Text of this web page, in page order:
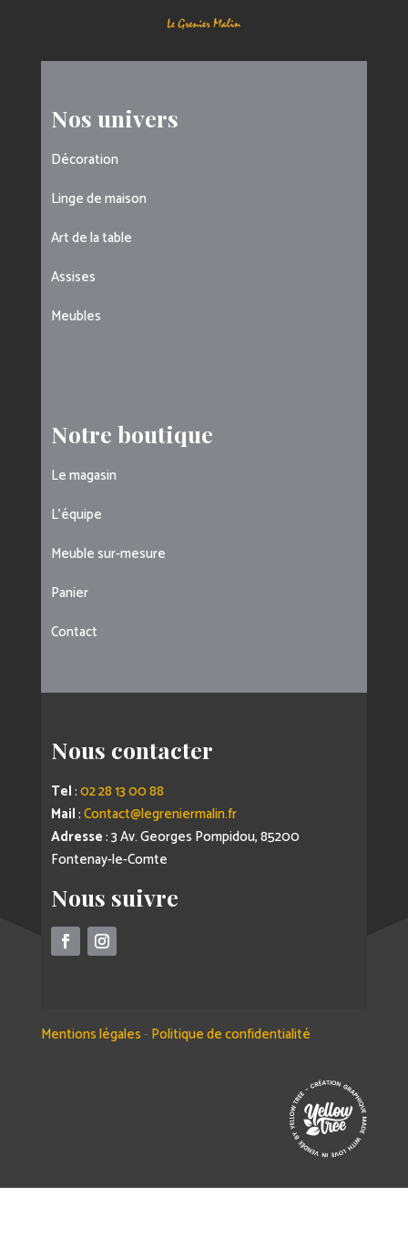
Nos univers
Décoration
Linge de maison
Art de la table
Assises
Meubles
Notre boutique
Le magasin
L’équipe
Meuble sur-mesure
Panier
Contact
Nous contacter
Tel:02 28 13 00 88
Mail:Contact@legreniermalin.fr
Adresse: 3 Av. Georges Pompidou, 85200
Fontenay-le-Comte
Nous suivre
Mentions légales - Politique de confidentialité